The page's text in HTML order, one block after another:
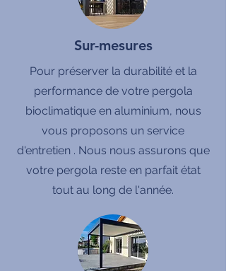
Sur-mesures
Pour préserver la durabilité et la
performance de votre pergola
bioclimatique en aluminium, nous
vous proposons un service
d'entretien . Nous nous assurons que
votre pergola reste en parfait état
tout au long de l'année.